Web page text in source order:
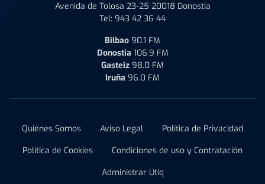
Avenida de Tolosa 23-25 20018 Donostia
Tel: 943 42 36 44
Bilbao 90.1 FM
Donostia 106.9 FM
Gasteiz 98.0 FM
Iruña 96.0 FM
Quiénes Somos Aviso Legal
Política de Privacidad
Política de Cookies
Condiciones de uso y Contratación
Administrar Utiq